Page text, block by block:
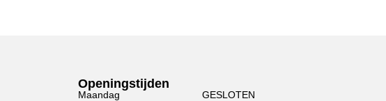
Openingstijden
Maandag GESLOTEN